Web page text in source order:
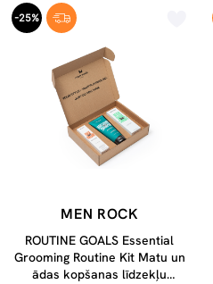
-25%
MEN ROCK
ROUTINE GOALS Essential
Grooming Routine Kit Matu un
ādas kopšanas līdzekļu